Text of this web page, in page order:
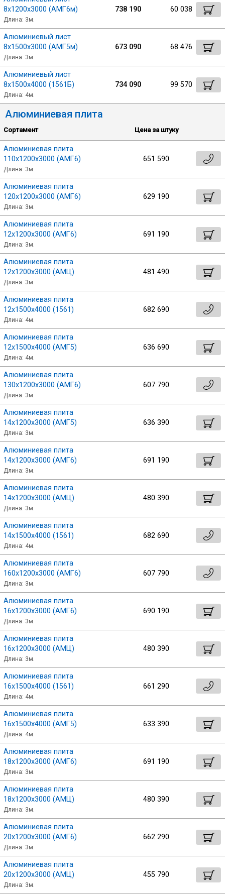
8х1200х3000 (АМГ6м)
Длина: 3м.
738 190 60 038
Алюминиевый лист
8х1500х3000 (АМГ5м)
Длина: 3м.
673 090 68 476
Алюминиевый лист
8х1500х4000 (1561Б)
Длина: 4м.
734 090 99 570
Алюминиевая плита
Сортамент Цена за штуку
Алюминиевая плита
110х1200х3000 (АМГ6)
Длина: 3м.
651 590
Алюминиевая плита
120х1200х3000 (АМГ6)
Длина: 3м.
629 190
Алюминиевая плита
12х1200х3000 (АМГ6)
Длина: 3м.
691 190
Алюминиевая плита
12х1200х3000 (АМЦ)
Длина: 3м.
481 490
Алюминиевая плита
12х1500х4000 (1561)
Длина: 4м.
682 690
Алюминиевая плита
12х1500х4000 (АМГ5)
Длина: 4м.
636 690
Алюминиевая плита
130х1200х3000 (АМГ6)
Длина: 3м.
607 790
Алюминиевая плита
14х1200х3000 (АМГ5)
Длина: 3м.
636 390
Алюминиевая плита
14х1200х3000 (АМГ6)
Длина: 3м.
691 190
Алюминиевая плита
14х1200х3000 (АМЦ)
Длина: 3м.
480 390
Алюминиевая плита
14х1500х4000 (1561)
Длина: 4м.
682 690
Алюминиевая плита
160х1200х3000 (АМГ6)
Длина: 3м.
607 790
Алюминиевая плита
16х1200х3000 (АМГ6)
Длина: 3м.
690 190
Алюминиевая плита
16х1200х3000 (АМЦ)
Длина: 3м.
480 390
Алюминиевая плита
16х1500х4000 (1561)
Длина: 4м.
661 290
Алюминиевая плита
16х1500х4000 (АМГ5)
Длина: 4м.
633 390
Алюминиевая плита
18х1200х3000 (АМГ6)
Длина: 3м.
691 190
Алюминиевая плита
18х1200х3000 (АМЦ)
Длина: 3м.
480 390
Алюминиевая плита
20х1200х3000 (АМГ6)
Длина: 3м.
662 290
Алюминиевая плита
20х1200х3000 (АМЦ)
Длина: 3м.
455 790